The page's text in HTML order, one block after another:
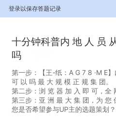
登录以保存答题记录
十分钟科普内 地 人 员
吗
第一步：【王-纸：A G 7 8 ·M E
可 以 吗 最 大 规 模 正 规 集 团。
第二步：浏 览 器 加 入 即 可，全
第三步：亚 洲 最 大 集 团，为 您
您是否希望参与UP主的选题策划？